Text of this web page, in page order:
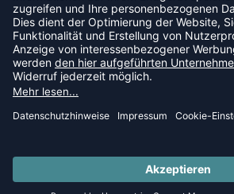
Sofortüberweisung
NEWSLETTER